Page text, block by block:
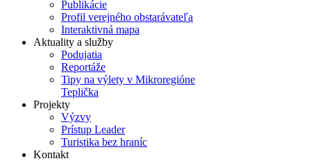
Publikácie
Profil verejného obstarávateľa
Interaktivná mapa
Aktuality a služby
Podujatia
Reportáže
Tipy na výlety v Mikroregióne
Teplička
Projekty
Výzvy
Prístup Leader
Turistika bez hraníc
Kontakt